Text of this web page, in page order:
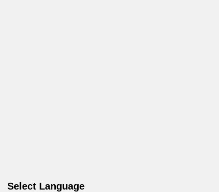
Select Language